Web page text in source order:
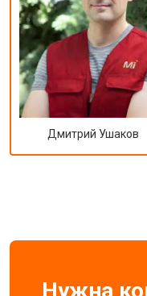
Дмитрий Ушаков